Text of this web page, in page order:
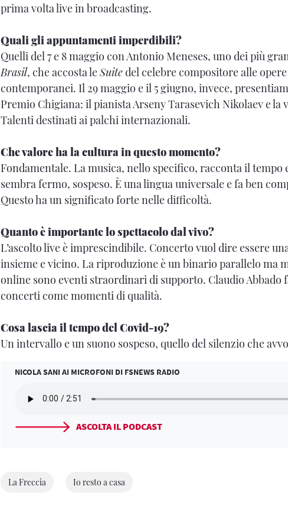
prima volta live in broadcasting.
Quali gli appuntamenti imperdibili?
Quelli del 7 e 8 maggio con Antonio Meneses, uno dei più
Brasil, che accosta leSuitedel celebre compositore alle
contemporanei. Il 29 maggio e il 5 giugno, invece,
Premio Chigiana: il pianista Arseny Tarasevich Nikolaev e la
Talenti destinati ai palchi internazionali.
Che valore ha la cultura in questo momento?
Fondamentale. La musica, nello specifico, racconta il tempo
sembra fermo, sospeso. È una lingua universale e fa ben
Questo ha un significato forte nelle difficoltà.
Quanto è importante lo spettacolo dal vivo?
L’ascolto live è imprescindibile. Concerto vuol dire essere
insieme e vicino. La riproduzione è un binario parallelo ma
online sono eventi straordinari di supporto. Claudio Abbado
concerti come momenti di qualità.
Cosa lascia il tempo del Covid-19?
Un intervallo e un suono sospeso, quello del silenzio che
NICOLA SANI AI MICROFONI DI FSNEWS RADIO
ASCOLTA IL PODCAST
La Freccia Io resto a casa